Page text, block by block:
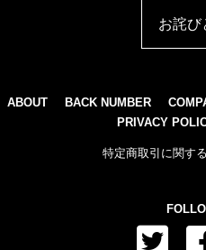
お詫び
ABOUT BACK NUMBER
PRIVACY
特定商取引に関す